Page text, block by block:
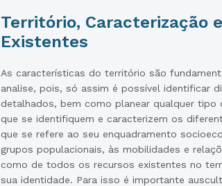
Território, Caracterização
Existentes
As características do território são
analise, pois, só assim é possível identificar
detalhados, bem como planear qualquer tipo
que se identifiquem e caracterizem os
que se refere ao seu enquadramento
grupos populacionais, às mobilidades e
como de todos os recursos existentes no
sua identidade. Para isso é importante